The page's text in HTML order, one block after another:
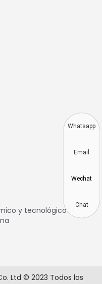
y tecnológico
Ltd © 2023 Todos los
Whatsapp
Email
Wechat
Chat